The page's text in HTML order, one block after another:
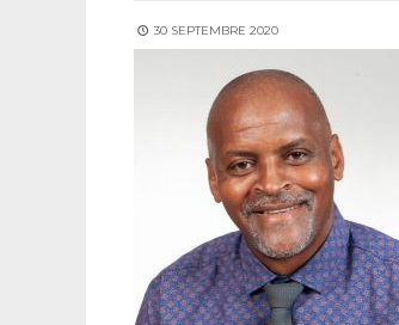
30 SEPTEMBRE 2020